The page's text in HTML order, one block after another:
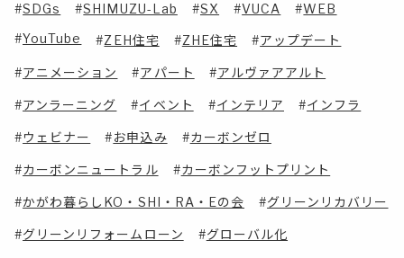
SDGs
SHIMUZU-Lab SX VUCA
WEB
YouTube
ZEH住宅 ZHE住宅 アップデート
アニメーション アパート アルヴァアアルト
アンラーニング イベント インテリア インフラ
ウェビナー お申込み カーボンゼロ
カーボンニュートラル カーボンフットプリント
かがわ暮らしKO・SHI・RA・Eの会 グリーンリカバリー
グリーンリフォームローン グローバル化